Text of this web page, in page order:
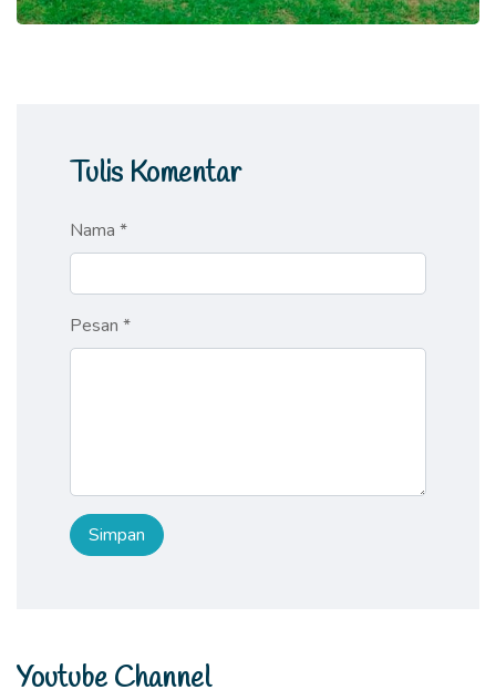
Tulis Komentar
Nama *
Pesan *
Youtube Channel